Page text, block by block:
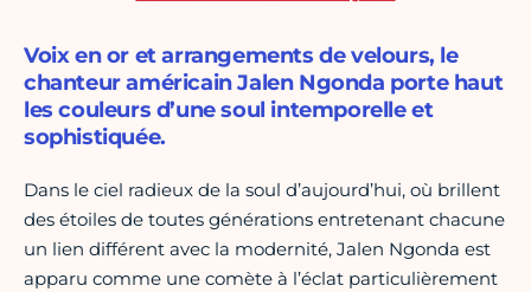
Voix en or et arrangements de velours, le
chanteur américain Jalen Ngonda porte haut
les couleurs d’une soul intemporelle et
sophistiquée.
Dans le ciel radieux de la soul d’aujourd’hui, où brillent
des étoiles de toutes générations entretenant chacune
un lien différent avec la modernité, Jalen Ngonda est
apparu comme une comète à l’éclat particulièrement